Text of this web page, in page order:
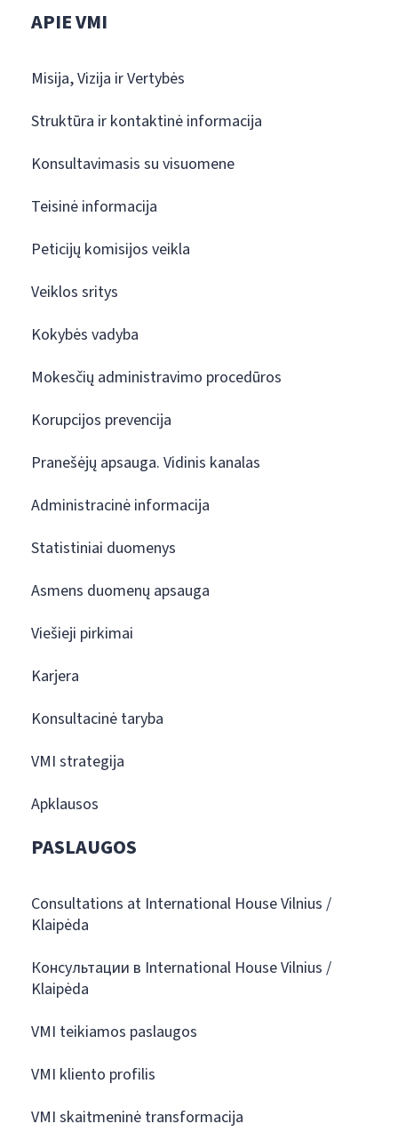
APIE VMI
Misija, Vizija ir Vertybės
Struktūra ir kontaktinė informacija
Konsultavimasis su visuomene
Teisinė informacija
Peticijų komisijos veikla
Veiklos sritys
Kokybės vadyba
Mokesčių administravimo procedūros
Korupcijos prevencija
Pranešėjų apsauga. Vidinis kanalas
Administracinė informacija
Statistiniai duomenys
Asmens duomenų apsauga
Viešieji pirkimai
Karjera
Konsultacinė taryba
VMI strategija
Apklausos
PASLAUGOS
Consultations at International House Vilnius /
Klaipėda
Консультации в International House Vilnius /
Klaipėda
VMI teikiamos paslaugos
VMI kliento profilis
VMI skaitmeninė transformacija